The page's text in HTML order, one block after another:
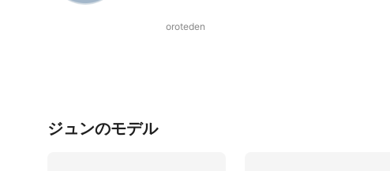
oroteden
ジュンのモデル